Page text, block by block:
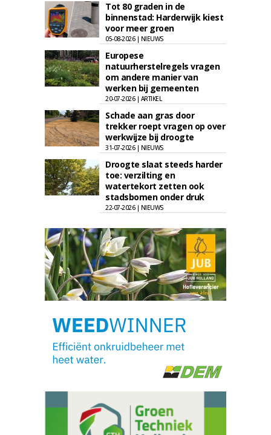
Tot 80 graden in de
binnenstad: Harderwijk kiest
voor meer groen
05-08-2026 | NIEUWS
Europese
natuurherstelregels vragen
om andere manier van
werken bij gemeenten
20-07-2026 | ARTIKEL
Schade aan gras door
trekker roept vragen op over
werkwijze bij droogte
31-07-2026 | NIEUWS
Droogte slaat steeds harder
toe: verzilting en
watertekort zetten ook
stadsbomen onder druk
22-07-2026 | NIEUWS